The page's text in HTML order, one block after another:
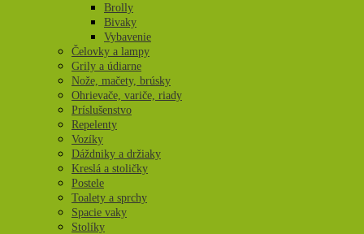
Brolly
Bivaky
Vybavenie
Čelovky a lampy
Grily a údiarne
Nože, mačety, brúsky
Ohrievače, variče, riady
Príslušenstvo
Repelenty
Vozíky
Dáždniky a držiaky
Kreslá a stoličky
Postele
Toalety a sprchy
Spacie vaky
Stolíky